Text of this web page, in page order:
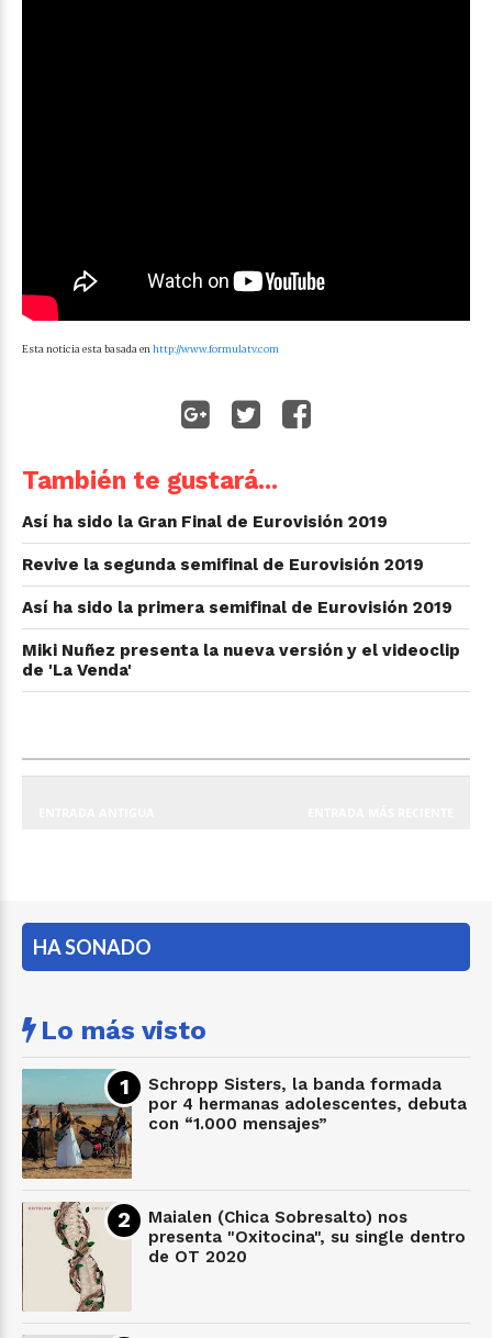
Esta noticia esta basada en http://www.formulatv.com
También te gustará...
Así ha sido la Gran Final de Eurovisión 2019
Revive la segunda semifinal de Eurovisión 2019
Así ha sido la primera semifinal de Eurovisión 2019
Miki Nuñez presenta la nueva versión y el videoclip
de 'La Venda'
HA SONADO
Lo más visto
Schropp Sisters, la banda formada
por 4 hermanas adolescentes, debuta
con “1.000 mensajes”
Maialen (Chica Sobresalto) nos
presenta "Oxitocina", su single dentro
de OT 2020